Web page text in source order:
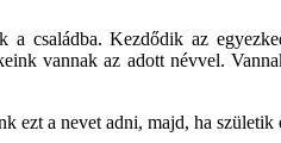
családba. Kezdődik az
vannak az adott névvel.
ezt a nevet adni, majd, ha